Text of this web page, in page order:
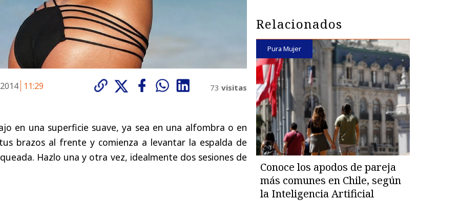
11:29 73 visitas
en una superficie suave, ya sea en una alfombra o en
brazos al frente y comienza a levantar la espalda de
Hazlo una y otra vez, idealmente dos sesiones de
Relacionados
Pura Mujer
Conoce los apodos de pareja
más comunes en Chile, según
la Inteligencia Artificial